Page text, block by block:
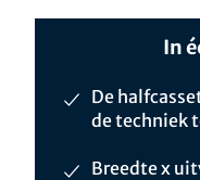
In
De
de techniek
Breedte x